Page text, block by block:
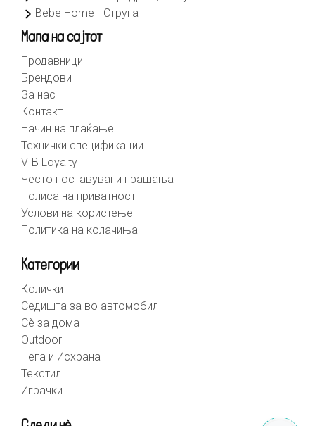
Bebe Home - Струга
Мапа на сајтот
Продавници
Брендови
За нас
Контакт
Начин на плаќање
Технички спецификации
VIB Loyalty
Често поставувани прашања
Полиса на приватност
Услови на користење
Политика на колачиња
Категории
Колички
Седишта за во автомобил
Сè за дома
Outdoor
Нега и Исхрана
Текстил
Играчки